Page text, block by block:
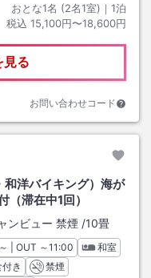
おとな1名 (2名1室)｜ 1泊
税込 15,100円〜18,600円
見る
お問い合わせコード
洋バイキング）海が
（滞在中1回）
ンビュー 禁煙 /10畳
イン
～ | OUT チェックアウト
～11:00
和室
き
禁煙